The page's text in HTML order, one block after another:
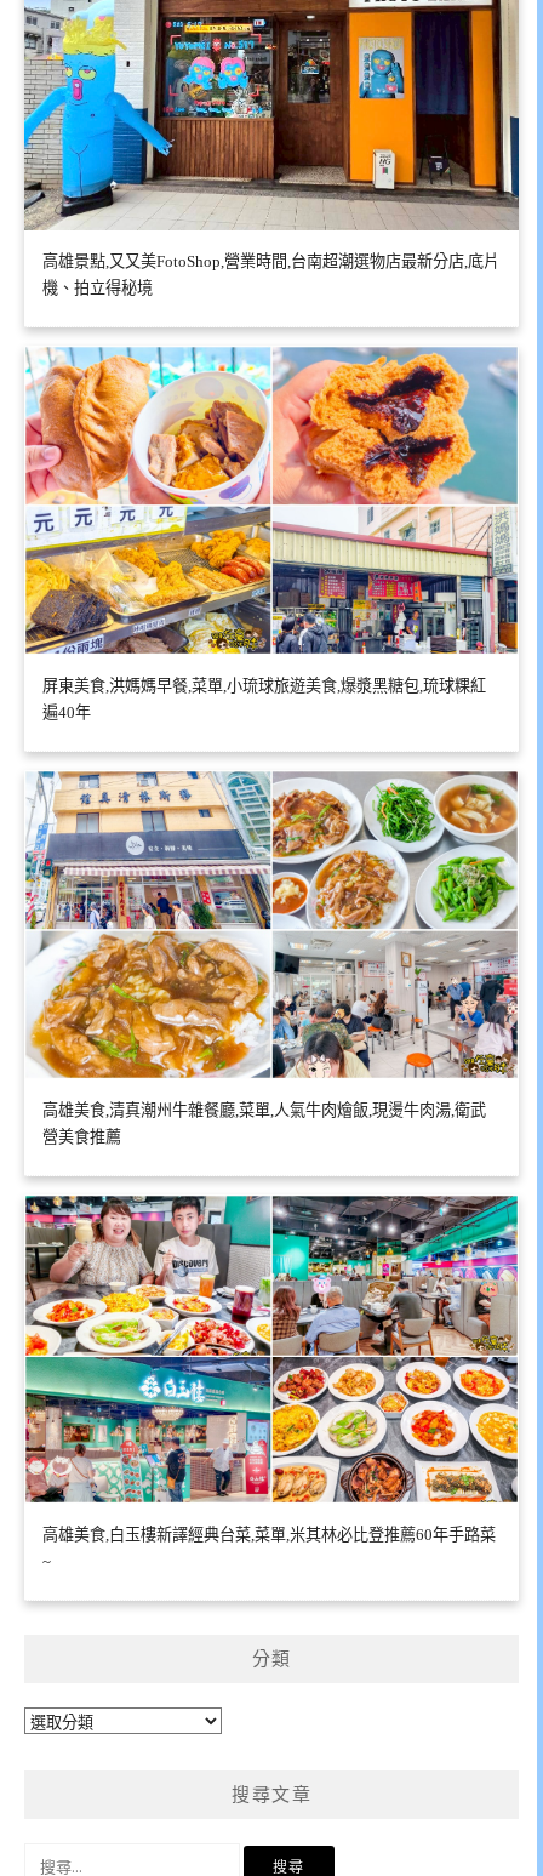
高雄景點,又又美FotoShop,營業時間,台南超潮選物店最新分店,底片
機、拍立得秘境
屏東美食,洪媽媽早餐,菜單,小琉球旅遊美食,爆漿黑糖包,琉球粿紅
遍40年
高雄美食,清真潮州牛雜餐廳,菜單,人氣牛肉燴飯,現燙牛肉湯,衛武
營美食推薦
高雄美食,白玉樓新譯經典台菜,菜單,米其林必比登推薦60年手路菜
~
分類
分
搜尋文章